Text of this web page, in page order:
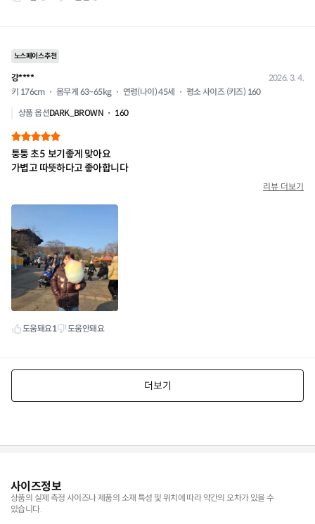
사이즈정보
상품의 실제 측정 사이즈나 제품의 소재 특성 및 위치에 따라 약간의 오차가 있을 수
있습니다.